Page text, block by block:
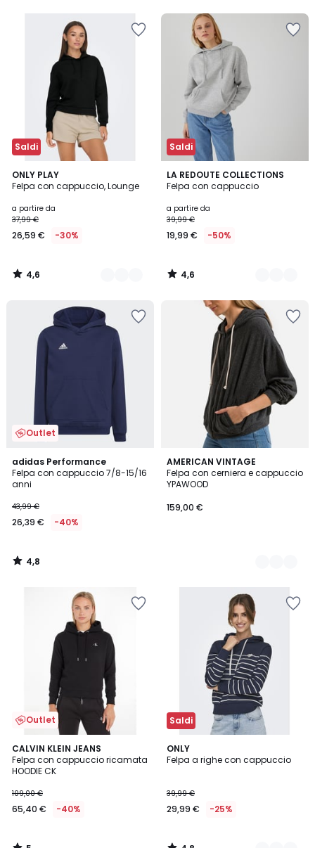
Saldi
ONLY PLAY
Felpa con cappuccio, Lounge
a partire da
37,99 €
26,59 € -30%
4,6
/ 5
3
Colori
4,6
/
Saldi
LA REDOUTE COLLECTIONS
Felpa con cappuccio
a partire da
39,99 €
19,99 € -50%
4,6
/ 5
2
Colori
4,6
/
Outlet
adidas Performance
Felpa con cappuccio 7/8-15/16
anni
43,99 €
26,39 € -40%
4,8
/ 5
4,8
/
AMERICAN VINTAGE
Felpa con cerniera e cappuccio
YPAWOOD
159,00 €
2
Colori
Outlet
CALVIN KLEIN JEANS
Felpa con cappuccio ricamata
HOODIE CK
109,00 €
65,40 € -40%
5
/
5
Saldi
ONLY
Felpa a righe con cappuccio
39,99 €
29,99 € -25%
4,8
/ 5
2
Colori